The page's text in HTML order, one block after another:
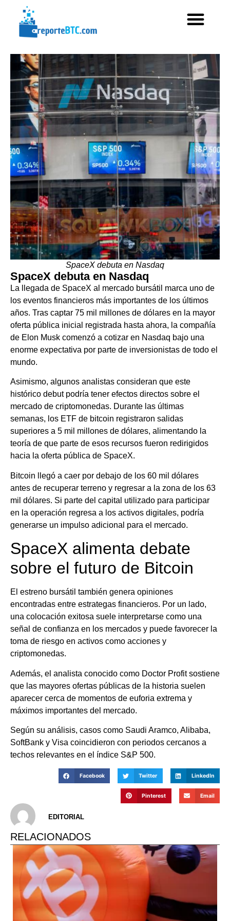
SpaceX debuta en Nasdaq
SpaceX debuta en Nasdaq
La llegada de SpaceX al mercado bursátil marca uno de
los eventos financieros más importantes de los últimos
años. Tras captar 75 mil millones de dólares en la mayor
oferta pública inicial registrada hasta ahora, la compañía
de Elon Musk comenzó a cotizar en Nasdaq bajo una
enorme expectativa por parte de inversionistas de todo el
mundo.
Asimismo, algunos analistas consideran que este
histórico debut podría tener efectos directos sobre el
mercado de criptomonedas. Durante las últimas
semanas, los ETF de bitcoin registraron salidas
superiores a 5 mil millones de dólares, alimentando la
teoría de que parte de esos recursos fueron redirigidos
hacia la oferta pública de SpaceX.
Bitcoin llegó a caer por debajo de los 60 mil dólares
antes de recuperar terreno y regresar a la zona de los 63
mil dólares. Si parte del capital utilizado para participar
en la operación regresa a los activos digitales, podría
generarse un impulso adicional para el mercado.
SpaceX alimenta debate
sobre el futuro de Bitcoin
El estreno bursátil también genera opiniones
encontradas entre estrategas financieros. Por un lado,
una colocación exitosa suele interpretarse como una
señal de confianza en los mercados y puede favorecer la
toma de riesgo en activos como acciones y
criptomonedas.
Además, el analista conocido como Doctor Profit sostiene
que las mayores ofertas públicas de la historia suelen
aparecer cerca de momentos de euforia extrema y
máximos importantes del mercado.
Según su análisis, casos como Saudi Aramco, Alibaba,
SoftBank y Visa coincidieron con periodos cercanos a
techos relevantes en el índice S&P 500.
Facebook Twitter LinkedIn
Pinterest Email
EDITORIAL
RELACIONADOS